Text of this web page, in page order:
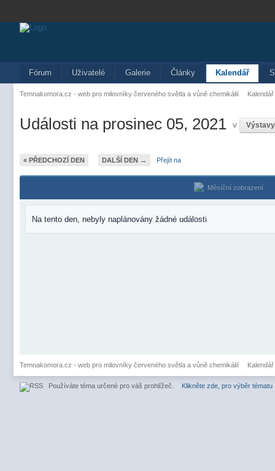
Fórum Uživatelé Galerie Články Kalendář
Temnakomora.cz - web pro milovníky červeného světla a vůně chemikálií Kalendář
Události na prosinec 05, 2021 v Výstavy
« PŘEDCHOZÍ DEN DALŠÍ DEN → Přejít na
Měsíční zobrazení
Na tento den, nebyly naplánovány žádné události
Temnakomora.cz - web pro milovníky červeného světla a vůně chemikálií Kalendář
Používáte téma určené pro váš prohlížeč. Klikněte zde, pro výběr tématu